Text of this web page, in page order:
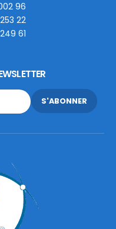
96
22
61
S'ABONNER